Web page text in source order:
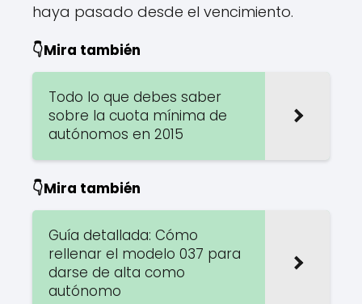
haya pasado desde el vencimiento.
👇Mira también
Todo lo que debes saber
sobre la cuota mínima de
autónomos en 2015
👇Mira también
Guía detallada: Cómo
rellenar el modelo 037 para
darse de alta como
autónomo